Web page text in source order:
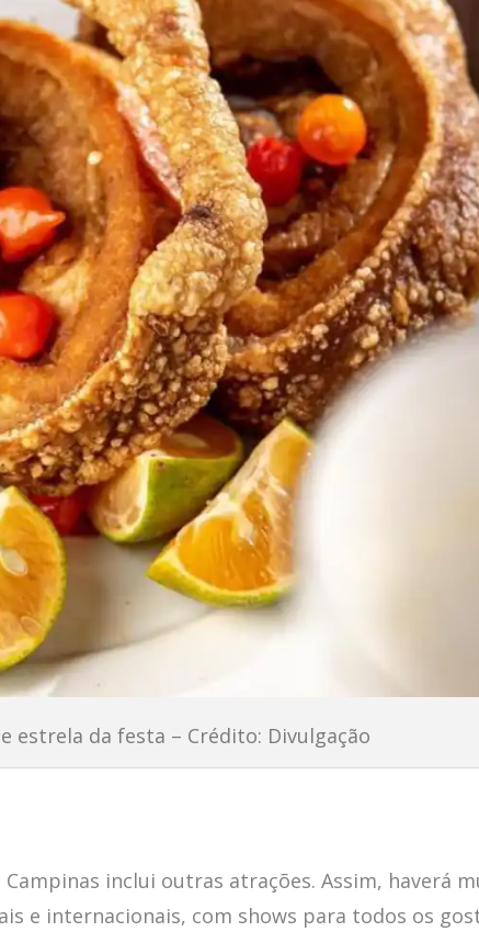
estrela da festa – Crédito: Divulgação
inclui outras atrações. Assim, haverá
e internacionais, com shows para todos os